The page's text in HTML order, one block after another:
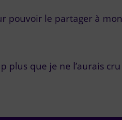
pouvoir le partager à mon
plus que je ne l’aurais cru